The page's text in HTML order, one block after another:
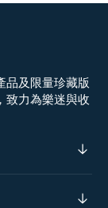
品及限量珍藏版
致力為樂迷與收